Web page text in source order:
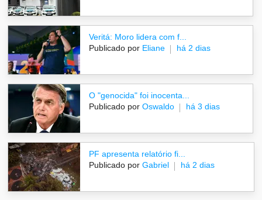
Veritá: Moro lidera com f...
Publicado por Eliane há 2 dias
O "genocida" foi inocenta...
Publicado por Oswaldo há 3 dias
PF apresenta relatório fi...
Publicado por Gabriel há 2 dias